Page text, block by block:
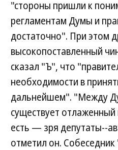
"стороны пришли к
регламентам Думы и
достаточно". При этом
высокопоставленный
сказал "Ъ", что
необходимости в
дальнейшем". "Между
существует отлаженный
есть — зря депутаты--
отметил он.